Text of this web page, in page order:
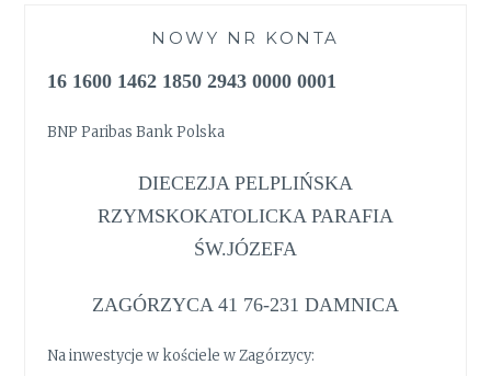
NOWY NR KONTA
16 1600 1462 1850 2943 0000 0001
BNP Paribas Bank Polska
DIECEZJA PELPLIŃSKA
RZYMSKOKATOLICKA PARAFIA
ŚW.JÓZEFA
ZAGÓRZYCA 41 76-231 DAMNICA
Na inwestycje w kościele w Zagórzycy: